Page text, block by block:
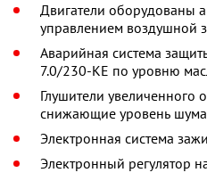
Двигатели оборудованы
управлением воздушной
Аварийная система
7.0/230-KE по уровню
Глушители увеличенного
снижающие уровень шума
Электронная система
Электронный регулятор